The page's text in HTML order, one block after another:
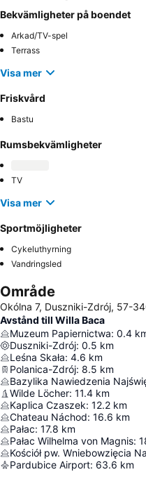
Bekvämligheter på boendet
Arkad/TV-spel
Terrass
Visa mer
Friskvård
Bastu
Rumsbekvämligheter
TV
Visa mer
Sportmöjligheter
Cykeluthyrning
Vandringsled
Område
Okólna 7, Duszniki-Zdrój, 57-
Avstånd till Willa Baca
Muzeum Papiernictwa: 0.4
Duszniki-Zdrój: 0.5 km
Leśna Skała: 4.6 km
Polanica-Zdrój: 8.5 km
Bazylika Nawiedzenia
Wilde Löcher: 11.4 km
Kaplica Czaszek: 12.2 km
Chateau Náchod: 16.6 km
Pałac: 17.8 km
Pałac Wilhelma von Magnis:
Kościół pw. Wniebowzięcia
Pardubice Airport: 63.6 km